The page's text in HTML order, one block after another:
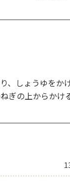
、しょうゆをかけ
ぎの上からかけ